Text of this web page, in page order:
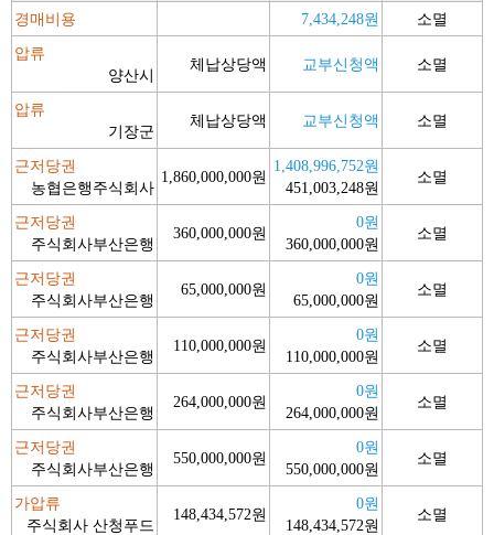
경매비용
7,434,248원
소멸
압류
양산시
체납상당액 교부신청액 소멸
압류
기장군
체납상당액 교부신청액 소멸
근저당권
농협은행주식회사
1,860,000,000원
1,408,996,752원
451,003,248원
소멸
근저당권
주식회사부산은행
360,000,000원
0원
360,000,000원
소멸
근저당권
주식회사부산은행
65,000,000원
0원
65,000,000원
소멸
근저당권
주식회사부산은행
110,000,000원
0원
110,000,000원
소멸
근저당권
주식회사부산은행
264,000,000원
0원
264,000,000원
소멸
근저당권
주식회사부산은행
550,000,000원
0원
550,000,000원
소멸
가압류
주식회사 산청푸드
148,434,572원
0원
148,434,572원
소멸